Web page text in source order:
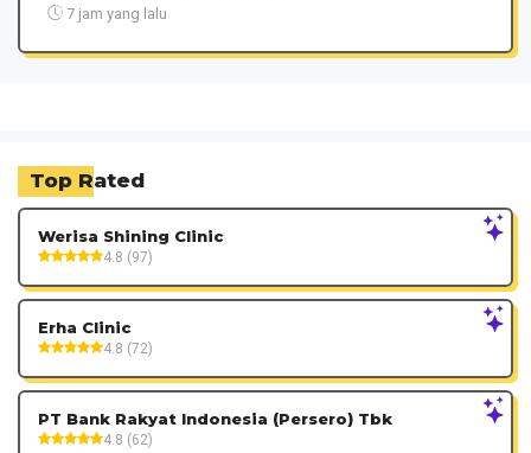
7 jam yang lalu
Top Rated
Werisa Shining Clinic
4.8 (97)
Erha Clinic
4.8 (72)
PT Bank Rakyat Indonesia (Persero) Tbk
4.8 (62)